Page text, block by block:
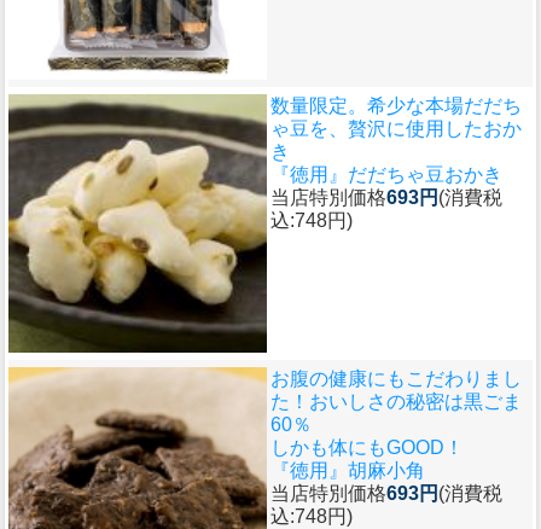
数量限定。希少な本場だだち
ゃ豆を、贅沢に使用したおか
き
『徳用』だだちゃ豆おかき
当店特別価格693円 (消費税
込:748円)
お腹の健康にもこだわりまし
た！おいしさの秘密は黒ごま
60％
しかも体にもGOOD！
『徳用』胡麻小角
当店特別価格693円 (消費税
込:748円)